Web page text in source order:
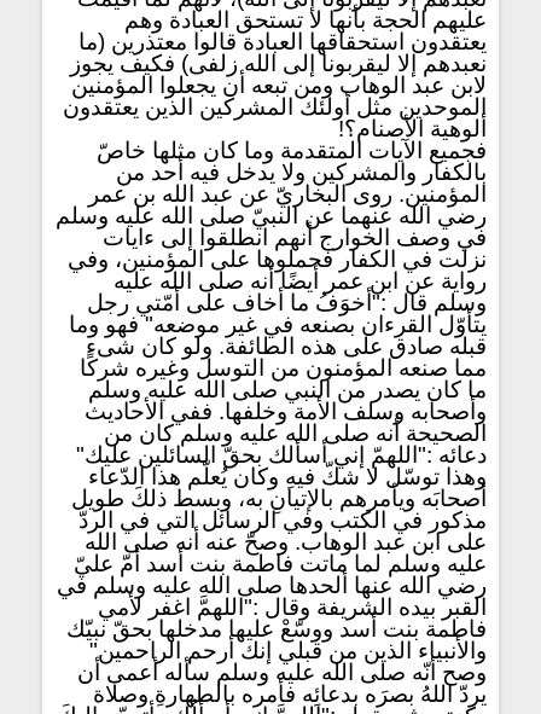
عليهم الحجة بأنها لا تستحق العبادة وهم
يعتقدون استحقاقها العبادة قالوا معتذرين (ما
نعبدهم إلا ليقربونا إلى الله زلفى) فكيف يجوز
لابن عبد الوهاب ومن تبعه أن يجعلوا المؤمنين
الموحدين مثل أولئك المشركين الذين يعتقدون
ألوهية الأصنام؟!
فجميع الآيات المتقدمة وما كان مثلها خاصّ
بالكفار والمشركين ولا يدخل فيه أحد من
المؤمنين. روى البخاريّ عن عبد الله بن عمر
رضي الله عنهما عن النبيّ صلى الله عليه وسلم
في وصف الخوارج أنهم انطلقوا إلى ءايات
نزلت في الكفار فحملوها على المؤمنين، وفي
رواية عن ابن عمر أيضًا أنه صلى الله عليه
وسلم قال :"أخوَفُ ما أخاف على أمّتي رجل
يتأوّل القرءان بصنعه في غير موضعه" فهو وما
قبله صادق على هذه الطائفة. ولو كان شىء
مما صنعه المؤمنون من التوسل وغيره شركًا
ما كان يصدر من النبي صلى الله عليه وسلم
وأصحابه وسلف الأمة وخلفها. ففي الأحاديث
الصحيحة أنه صلى الله عليه وسلم كان من
دعائه :"اللهمّ إني أسألك بحقّ السائلين عليك"
وهذا توسّل لا شكّ فيهِ وكان يُعلّم هذا الدّعاء
أصحابَه ويأمرهم بالإتيانِ به، وبسط ذلكَ طويل
مذكور في الكتب وفي الرسائل التي في الردّ
على ابن عبد الوهاب. وصحّ عنه أنه صلى الله
عليه وسلم لما ماتت فاطمة بنت أسد أمّ عليّ
رضي الله عنها ألحدها صلى الله عليه وسلم في
القبر بيده الشريفة وقال :"اللهمَّ اغفر لأمي
فاطمة بنت أسد ووسّعْ عليها مدخلها بحقّ نبيّك
والأنبياء الذين من قبلي إنك أرحم الراحمين"
وصح أنّه صلى الله عليه وسلم سأله أعمى أن
يردّ اللهُ بصرَه بدعائِه فأمره بالطهارةِ وصلاة